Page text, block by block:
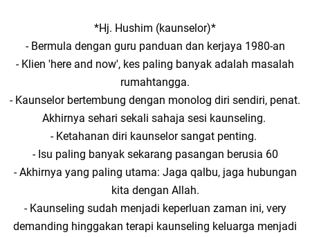
*Hj. Hushim (kaunselor)*
- Bermula dengan guru panduan dan kerjaya 1980-an
- Klien 'here and now', kes paling banyak adalah masalah
rumahtangga.
- Kaunselor bertembung dengan monolog diri sendiri, penat.
Akhirnya sehari sekali sahaja sesi kaunseling.
- Ketahanan diri kaunselor sangat penting.
- Isu paling banyak sekarang pasangan berusia 60
- Akhirnya yang paling utama: Jaga qalbu, jaga hubungan
kita dengan Allah.
- Kaunseling sudah menjadi keperluan zaman ini, very
demanding hinggakan terapi kaunseling keluarga menjadi